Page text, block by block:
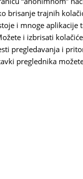
brisanje trajnih
i mnoge aplikacije
i izbrisati
pregledavanja i
preglednika